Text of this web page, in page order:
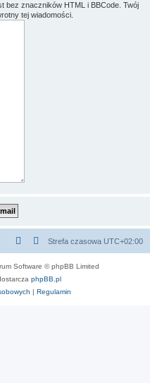
bez znaczników HTML i BBCode. Twój
tej wiadomości.
Strefa czasowa UTC+02:00
Software © phpBB Limited
phpBB.pl
| Regulamin